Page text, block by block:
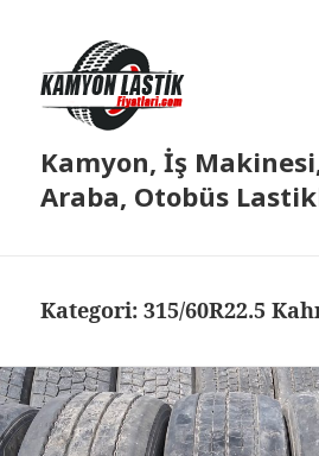
Kamyon, İş Makinesi,
Araba, Otobüs
Kategori:315/60R22.5